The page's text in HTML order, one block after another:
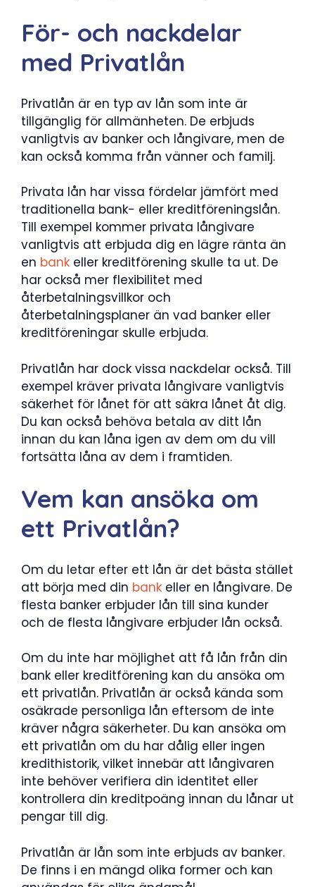
För- och nackdelar
med Privatlån
Privatlån är en typ av lån som inte är
tillgänglig för allmänheten. De erbjuds
vanligtvis av banker och långivare, men de
kan också komma från vänner och familj.
Privata lån har vissa fördelar jämfört med
traditionella bank- eller kreditföreningslån.
Till exempel kommer privata långivare
vanligtvis att erbjuda dig en lägre ränta än
en bank eller kreditförening skulle ta ut. De
har också mer flexibilitet med
återbetalningsvillkor och
återbetalningsplaner än vad banker eller
kreditföreningar skulle erbjuda.
Privatlån har dock vissa nackdelar också. Till
exempel kräver privata långivare vanligtvis
säkerhet för lånet för att säkra lånet åt dig.
Du kan också behöva betala av ditt lån
innan du kan låna igen av dem om du vill
fortsätta låna av dem i framtiden.
Vem kan ansöka om
ett Privatlån?
Om du letar efter ett lån är det bästa stället
att börja med din bank eller en långivare. De
flesta banker erbjuder lån till sina kunder
och de flesta långivare erbjuder lån också.
Om du inte har möjlighet att få lån från din
bank eller kreditförening kan du ansöka om
ett privatlån. Privatlån är också kända som
osäkrade personliga lån eftersom de inte
kräver några säkerheter. Du kan ansöka om
ett privatlån om du har dålig eller ingen
kredithistorik, vilket innebär att långivaren
inte behöver verifiera din identitet eller
kontrollera din kreditpoäng innan du lånar ut
pengar till dig.
Privatlån är lån som inte erbjuds av banker.
De finns i en mängd olika former och kan